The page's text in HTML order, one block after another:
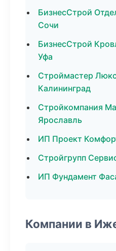
БизнесСтрой
Сочи
БизнесСтрой
Уфа
Строймастер
Калининград
Стройкомпания
Ярославль
ИП Проект
Стройгрупп
ИП Фундамент
Компании в